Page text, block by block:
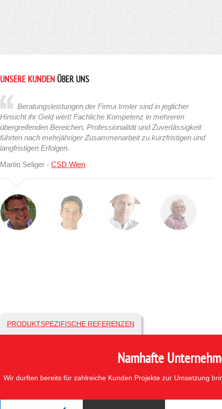
UNSERE KUNDEN ÜBER UNS
Beratungsleistungen der Firma Irmler sind in jeglicher
Hinsicht ihr Geld wert! Fachliche Kompetenz in mehreren
übergreifenden Bereichen, Professionalität und Zuverlässigkeit
führten nach mehrjähriger Zusammenarbeit zu kurzfristigen und
langfristigen Erfolgen.
Martin Seliger - CSD Wien
PRODUKTSPEZIFISCHE REFERENZEN
Namhafte
Wir durften bereits für zahlreiche Kunden Projekte zur Umsetzung